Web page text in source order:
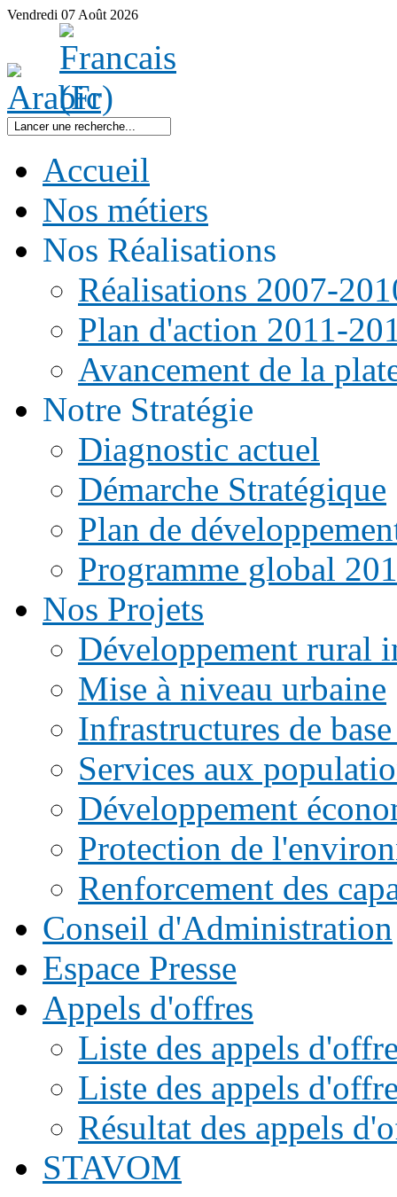
Vendredi 07 Août 2026
Accueil
Nos métiers
Nos Réalisations
Réalisations 2007-
Plan d'action 2011-
Avancement de la
Notre Stratégie
Diagnostic actuel
Démarche Stratégique
Plan de
Programme global
Nos Projets
Développement rural
Mise à niveau urbaine
Infrastructures de
Services aux
Développement
Protection de
Renforcement des
Conseil d'Administration
Espace Presse
Appels d'offres
Liste des appels
Liste des appels
Résultat des appels
STAVOM